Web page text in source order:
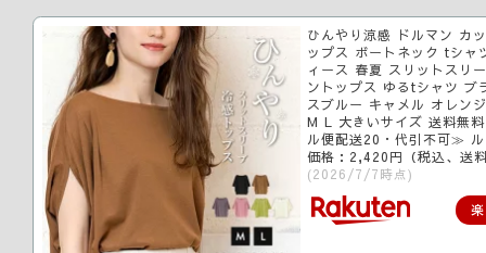
ひんやり涼感 ドルマン カ
ップス ボートネック tシャ
ィース 春夏 スリットスリ
ントップス ゆるtシャツ ブ
スブルー キャメル オレン
M L 大きいサイズ 送料無
ル便配送20・代引不可≫
価格：2,420円（税込、送
(2026/7/7時点)